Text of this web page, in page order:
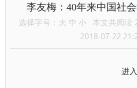
李友梅：40年来中国社
选择字号： 大 中 小 本文共阅读
2018-07-22
进